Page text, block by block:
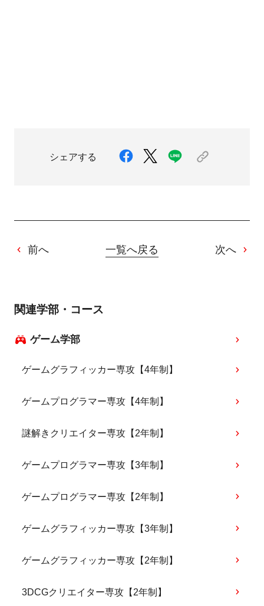
シェアする
前へ 一覧へ戻る 次へ
関連学部・コース
ゲーム学部
ゲームグラフィッカー専攻【4年制】
ゲームプログラマー専攻【4年制】
謎解きクリエイター専攻【2年制】
ゲームプログラマー専攻【3年制】
ゲームプログラマー専攻【2年制】
ゲームグラフィッカー専攻【3年制】
ゲームグラフィッカー専攻【2年制】
3DCGクリエイター専攻【2年制】